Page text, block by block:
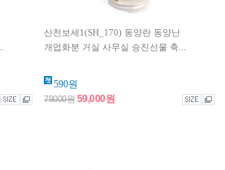
산천보세1(SH_170) 동양란 동양난
개업화분 거실 사무실 승진선물 축...
590원
79000원 59,000원